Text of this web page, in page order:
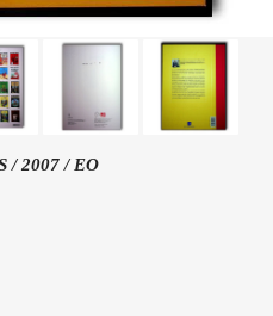
/ 2007 / EO